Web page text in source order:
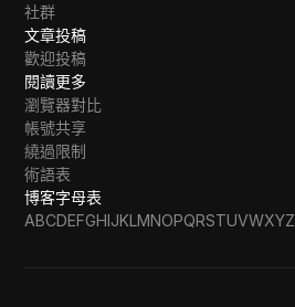
社群
文章投稿
歡迎投稿
閱讀更多
瀏覽器對比
帳號共享
繞過限制
術語表
博客字母表
ABCDEFGHIJKLMNOPQRSTUVWXYZ